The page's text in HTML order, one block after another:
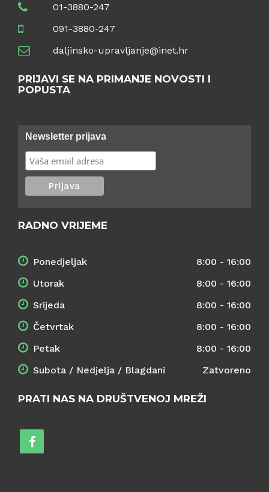
01-3880-247
091-3880-247
daljinsko-upravljanje@inet.hr
PRIJAVI SE NA PRIMANJE NOVOSTI I
POPUSTA
Newsletter prijava
RADNO VRIJEME
Ponedjeljak
8:00 - 16:00
Utorak
8:00 - 16:00
Srijeda
8:00 - 16:00
Četvrtak
8:00 - 16:00
Petak
8:00 - 16:00
Subota / Nedjelja / Blagdani
Zatvoreno
PRATI NAS NA DRUŠTVENOJ MREŽI